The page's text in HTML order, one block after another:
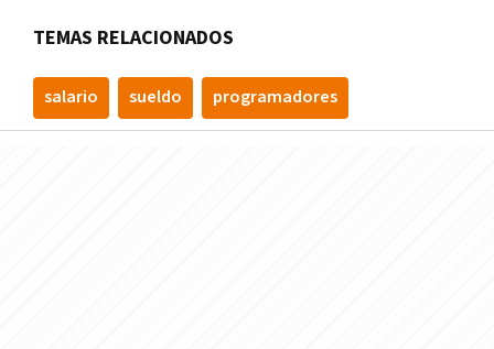
TEMAS RELACIONADOS
salario sueldo programadores